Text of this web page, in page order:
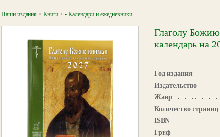
Наши издания > Книги > ▪ Календари и ежедневники
Глаголу
календарь на
Год издания
Издательство
Жанр
Количество страниц
ISBN
Гриф